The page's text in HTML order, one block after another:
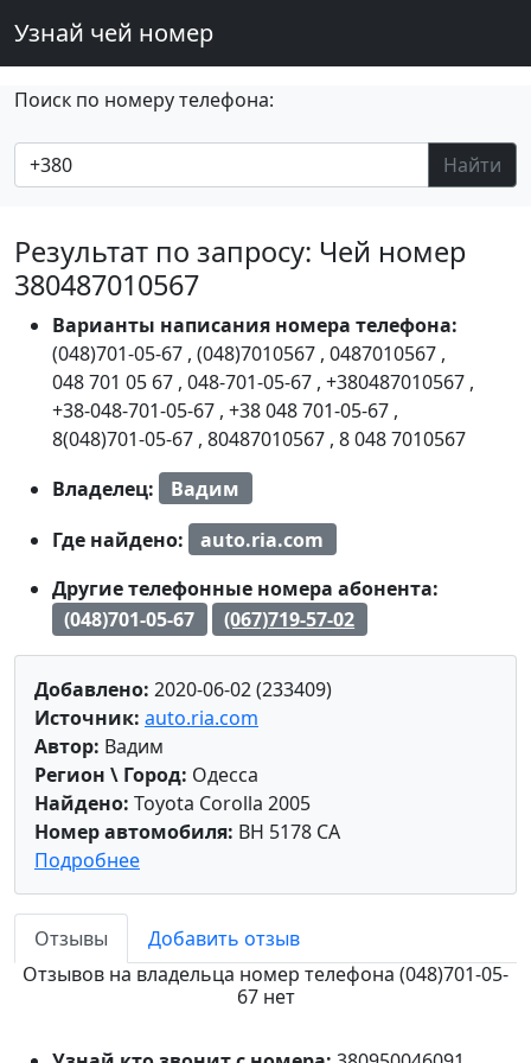
Узнай чей номер
Поиск по номеру телефона:
Найти
Результат по запросу: Чей номер
380487010567
Варианты написания номера телефона:
(048)701-05-67 , (048)7010567 , 0487010567 ,
048 701 05 67 , 048-701-05-67 , +380487010567 ,
+38-048-701-05-67 , +38 048 701-05-67 ,
8(048)701-05-67 , 80487010567 , 8 048 7010567
Владелец:
Вадим
Где найдено:
auto.ria.com
Другие телефонные номера абонента:
(048)701-05-67
(067)719-57-02
Добавлено: 2020-06-02 (233409)
Источник: auto.ria.com
Автор: Вадим
Регион \ Город: Одесса
Найдено: Toyota Corolla 2005
Номер автомобиля: BH 5178 CA
Подробнее
Отзывы
Добавить отзыв
Отзывов на владельца номер телефона (048)701-05-
67 нет